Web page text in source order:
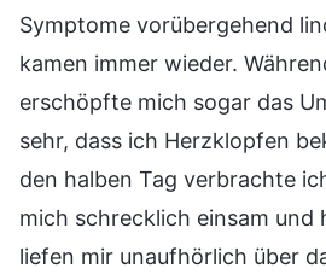
Symptome vorübergehend
kamen immer wieder.
erschöpfte mich sogar das
sehr, dass ich Herzklopfen
den halben Tag verbrachte
mich schrecklich einsam und
liefen mir unaufhörlich über